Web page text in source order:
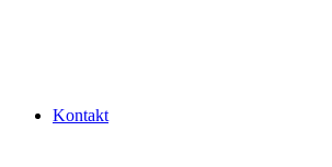
Kontakt